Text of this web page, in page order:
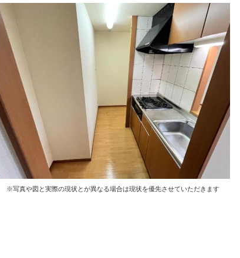
※写真や図と実際の現状とが異なる場合は現状を優先させていただきます